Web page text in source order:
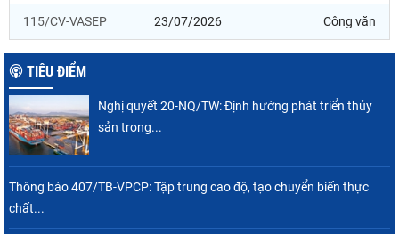
115/CV-VASEP 23/07/2026 Công văn
TIÊU ĐIỂM
Nghị quyết 20-NQ/TW: Định hướng phát triển thủy
sản trong...
Thông báo 407/TB-VPCP: Tập trung cao độ, tạo chuyển biến thực
chất...